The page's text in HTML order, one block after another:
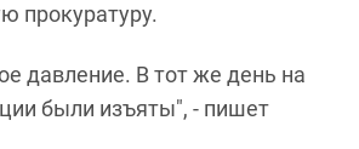
прокуратуру.
давление. В тот же день на
были изъяты", - пишет